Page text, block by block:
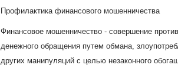
Профилактика финансового мошенничества
Финансовое мошенничество - совершение
денежного обращения путем обмана,
других манипуляций с целью незаконного